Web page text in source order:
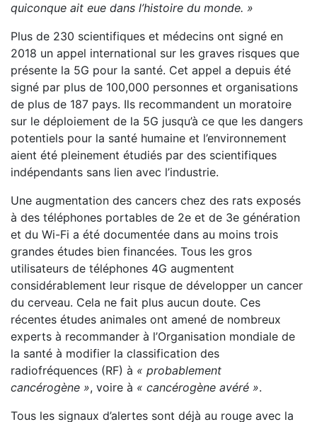
quiconque ait eue dans l’histoire du monde. »
Plus de 230 scientifiques et médecins ont signé en
2018 un appel international sur les graves risques que
présente la 5G pour la santé. Cet appel a depuis été
signé par plus de 100,000 personnes et organisations
de plus de 187 pays. Ils recommandent un moratoire
sur le déploiement de la 5G jusqu’à ce que les dangers
potentiels pour la santé humaine et l’environnement
aient été pleinement étudiés par des scientifiques
indépendants sans lien avec l’industrie.
Une augmentation des cancers chez des rats exposés
à des téléphones portables de 2e et de 3e génération
et du Wi-Fi a été documentée dans au moins trois
grandes études bien financées. Tous les gros
utilisateurs de téléphones 4G augmentent
considérablement leur risque de développer un cancer
du cerveau. Cela ne fait plus aucun doute. Ces
récentes études animales ont amené de nombreux
experts à recommander à l’Organisation mondiale de
la santé à modifier la classification des
radiofréquences (RF) à « probablement
cancérogène », voire à « cancérogène avéré ».
Tous les signaux d’alertes sont déjà au rouge avec la